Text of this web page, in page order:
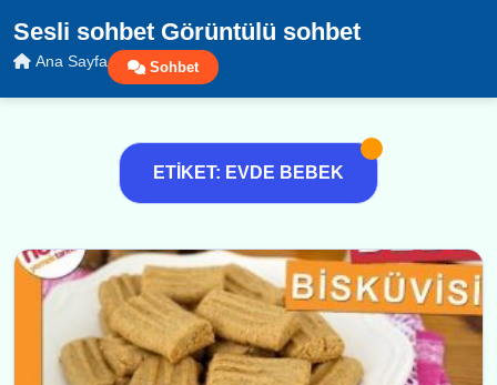
Sesli sohbet Görüntülü sohbet
Ana Sayfa Sohbet
ETIKET: EVDE BEBEK